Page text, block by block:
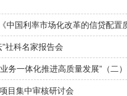
国利率市场化改革的信贷配置
社科名家报告会
务一体化推进高质量发展”（二）
目集中审核研讨会